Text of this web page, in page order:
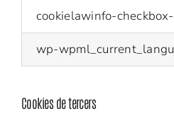
cookielawinfo-
wp-
Cookies de tercers